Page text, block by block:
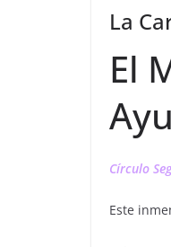
La
El
Círculo
Este